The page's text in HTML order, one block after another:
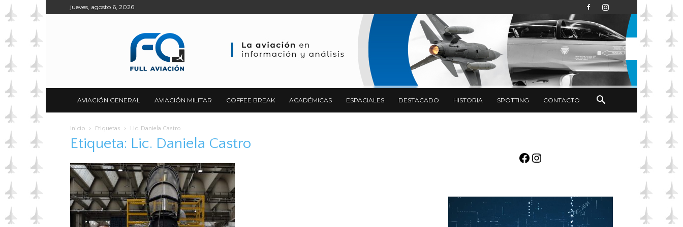
jueves, agosto 6, 2026
AVIACIÓN GENERAL AVIACIÓN MILITAR COFFEE BREAK ACADÉMICAS ESPACIALES DESTACADO HISTORIA SPOTTING CONTACTO
Inicio Etiquetas Lic. Daniela Castro
Etiqueta: Lic. Daniela Castro
Facebook
Instagram